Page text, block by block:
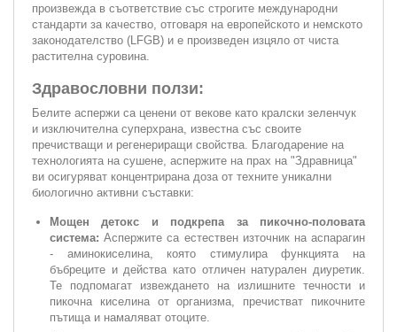
произвежда в съответствие със строгите международни
стандарти за качество, отговаря на европейското и немското
законодателство (LFGB) и е произведен изцяло от чиста
растителна суровина.
Здравословни ползи:
Белите аспержи са ценени от векове като кралски зеленчук
и изключителна суперхрана, известна със своите
пречистващи и регенериращи свойства. Благодарение на
технологията на сушене, аспержите на прах на "Здравница"
ви осигуряват концентрирана доза от техните уникални
биологично активни съставки:
Мощен детокс и подкрепа за пикочно-половата
система: Аспержите са естествен източник на аспарагин
- аминокиселина, която стимулира функцията на
бъбреците и действа като отличен натурален диуретик.
Те подпомагат извеждането на излишните течности и
пикочна киселина от организма, пречистват пикочните
пътища и намаляват отоците.